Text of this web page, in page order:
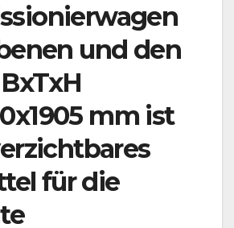
und den
mm ist
für die